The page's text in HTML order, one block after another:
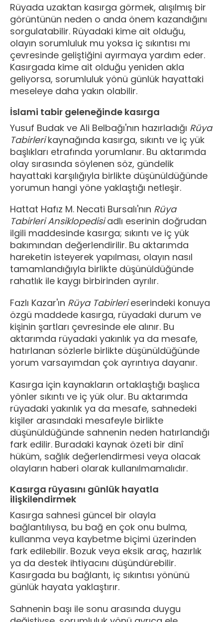
Rüyada uzaktan kasırga görmek, alışılmış bir
görüntünün neden o anda önem kazandığını
sorgulatabilir. Rüyadaki kime ait olduğu,
olayın sorumluluk mu yoksa iç sıkıntısı mı
çevresinde geliştiğini ayırmaya yardım eder.
Kasırgada kime ait olduğu yeniden akla
geliyorsa, sorumluluk yönü günlük hayattaki
meseleye daha yakın olabilir.
İslami tabir geleneğinde kasırga
Yusuf Budak ve Ali Belbağı'nın hazırladığı Rüya
Tabirlerikaynağında kasırga, sıkıntı ve iç yük
başlıkları etrafında yorumlanır. Bu aktarımda
olay sırasında söylenen söz, gündelik
hayattaki karşılığıyla birlikte düşünüldüğünde
yorumun hangi yöne yaklaştığı netleşir.
Hattat Hafız M. Necati Bursalı'nın Rüya
Tabirleri Ansiklopedisiadlı eserinin doğrudan
ilgili maddesinde kasırga; sıkıntı ve iç yük
bakımından değerlendirilir. Bu aktarımda
hareketin isteyerek yapılması, olayın nasıl
tamamlandığıyla birlikte düşünüldüğünde
rahatlık ile kaygı birbirinden ayrılır.
Fazlı Kazar'ın Rüya Tabirlerieserindeki konuya
özgü maddede kasırga, rüyadaki durum ve
kişinin şartları çevresinde ele alınır. Bu
aktarımda rüyadaki yakınlık ya da mesafe,
hatırlanan sözlerle birlikte düşünüldüğünde
yorum varsayımdan çok ayrıntıya dayanır.
Kasırga için kaynakların ortaklaştığı başlıca
yönler sıkıntı ve iç yük olur. Bu aktarımda
rüyadaki yakınlık ya da mesafe, sahnedeki
kişiler arasındaki mesafeyle birlikte
düşünüldüğünde sahnenin neden hatırlandığı
fark edilir. Buradaki kaynak özeti bir dinî
hüküm, sağlık değerlendirmesi veya olacak
olayların haberi olarak kullanılmamalıdır.
Kasırga rüyasını günlük hayatla
ilişkilendirmek
Kasırga sahnesi güncel bir olayla
bağlantılıysa, bu bağ en çok onu bulma,
kullanma veya kaybetme biçimi üzerinden
fark edilebilir. Bozuk veya eksik araç, hazırlık
ya da destek ihtiyacını düşündürebilir.
Kasırgada bu bağlantı, iç sıkıntısı yönünü
günlük hayata yaklaştırır.
Sahnenin başı ile sonu arasında duygu